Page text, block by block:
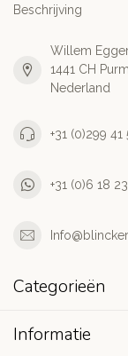
Beschrijving
Willem
1441 CH
Nederland
+31 (0)299 41
+31 (0)6 18
Categorieën
Informatie